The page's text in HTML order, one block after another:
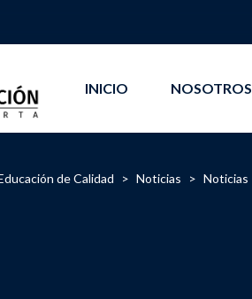
INICIO NOSOTROS
de Calidad > Noticias > Noticias